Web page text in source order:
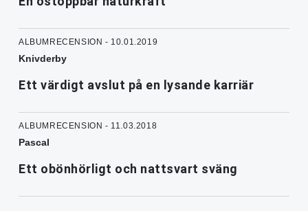
ALBUMRECENSION - 10.01.2019
Knivderby
Ett värdigt avslut på en lysande karriär
ALBUMRECENSION - 11.03.2018
Pascal
Ett obönhörligt och nattsvart sväng